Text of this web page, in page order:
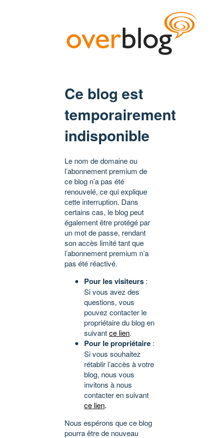
Ce blog est
temporairement
indisponible
Le nom de domaine ou
l’abonnement premium de
ce blog n’a pas été
renouvelé, ce qui explique
cette interruption. Dans
certains cas, le blog peut
également être protégé par
un mot de passe, rendant
son accès limité tant que
l’abonnement premium n’a
pas été réactivé.
Pour les visiteurs :
Si vous avez des
questions, vous
pouvez contacter le
propriétaire du blog en
suivantce lien.
Pour le propriétaire :
Si vous souhaitez
rétablir l’accès à votre
blog, nous vous
invitons à nous
contacter en suivant
ce lien.
Nous espérons que ce blog
pourra être de nouveau